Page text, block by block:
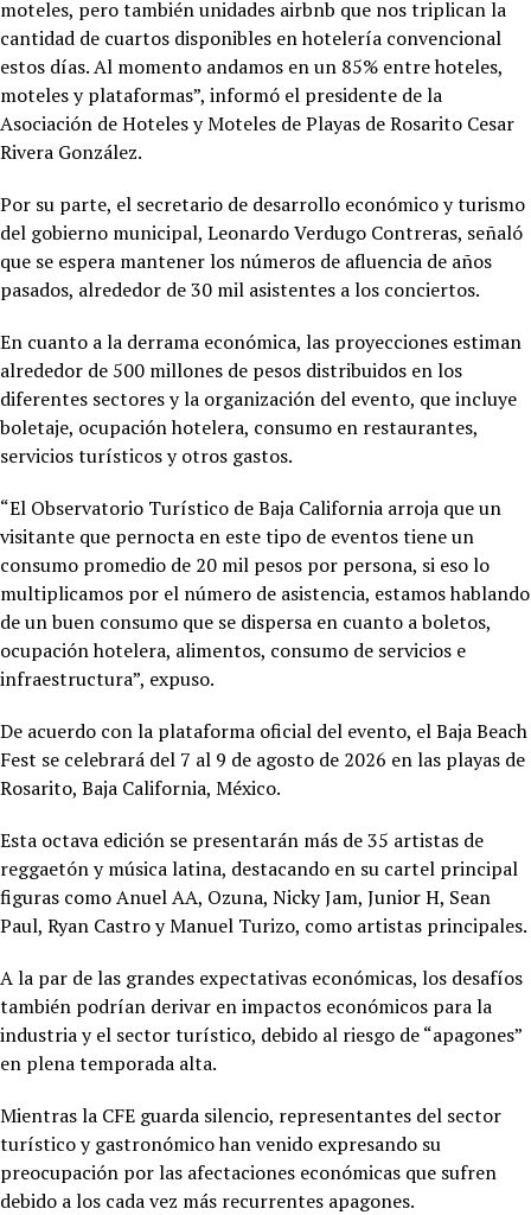
moteles, pero también unidades airbnb que nos triplican la
cantidad de cuartos disponibles en hotelería convencional
estos días. Al momento andamos en un 85% entre hoteles,
moteles y plataformas”, informó el presidente de la
Asociación de Hoteles y Moteles de Playas de Rosarito Cesar
Rivera González.
Por su parte, el secretario de desarrollo económico y turismo
del gobierno municipal, Leonardo Verdugo Contreras, señaló
que se espera mantener los números de afluencia de años
pasados, alrededor de 30 mil asistentes a los conciertos.
En cuanto a la derrama económica, las proyecciones estiman
alrededor de 500 millones de pesos distribuidos en los
diferentes sectores y la organización del evento, que incluye
boletaje, ocupación hotelera, consumo en restaurantes,
servicios turísticos y otros gastos.
“El Observatorio Turístico de Baja California arroja que un
visitante que pernocta en este tipo de eventos tiene un
consumo promedio de 20 mil pesos por persona, si eso lo
multiplicamos por el número de asistencia, estamos hablando
de un buen consumo que se dispersa en cuanto a boletos,
ocupación hotelera, alimentos, consumo de servicios e
infraestructura”, expuso.
De acuerdo con la plataforma oficial del evento, el Baja Beach
Fest se celebrará del 7 al 9 de agosto de 2026 en las playas de
Rosarito, Baja California, México.
Esta octava edición se presentarán más de 35 artistas de
reggaetón y música latina, destacando en su cartel principal
figuras como Anuel AA, Ozuna, Nicky Jam, Junior H, Sean
Paul, Ryan Castro y Manuel Turizo, como artistas principales.
A la par de las grandes expectativas económicas, los desafíos
también podrían derivar en impactos económicos para la
industria y el sector turístico, debido al riesgo de “apagones”
en plena temporada alta.
Mientras la CFE guarda silencio, representantes del sector
turístico y gastronómico han venido expresando su
preocupación por las afectaciones económicas que sufren
debido a los cada vez más recurrentes apagones.